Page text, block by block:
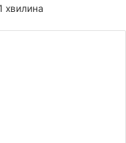
хвилина